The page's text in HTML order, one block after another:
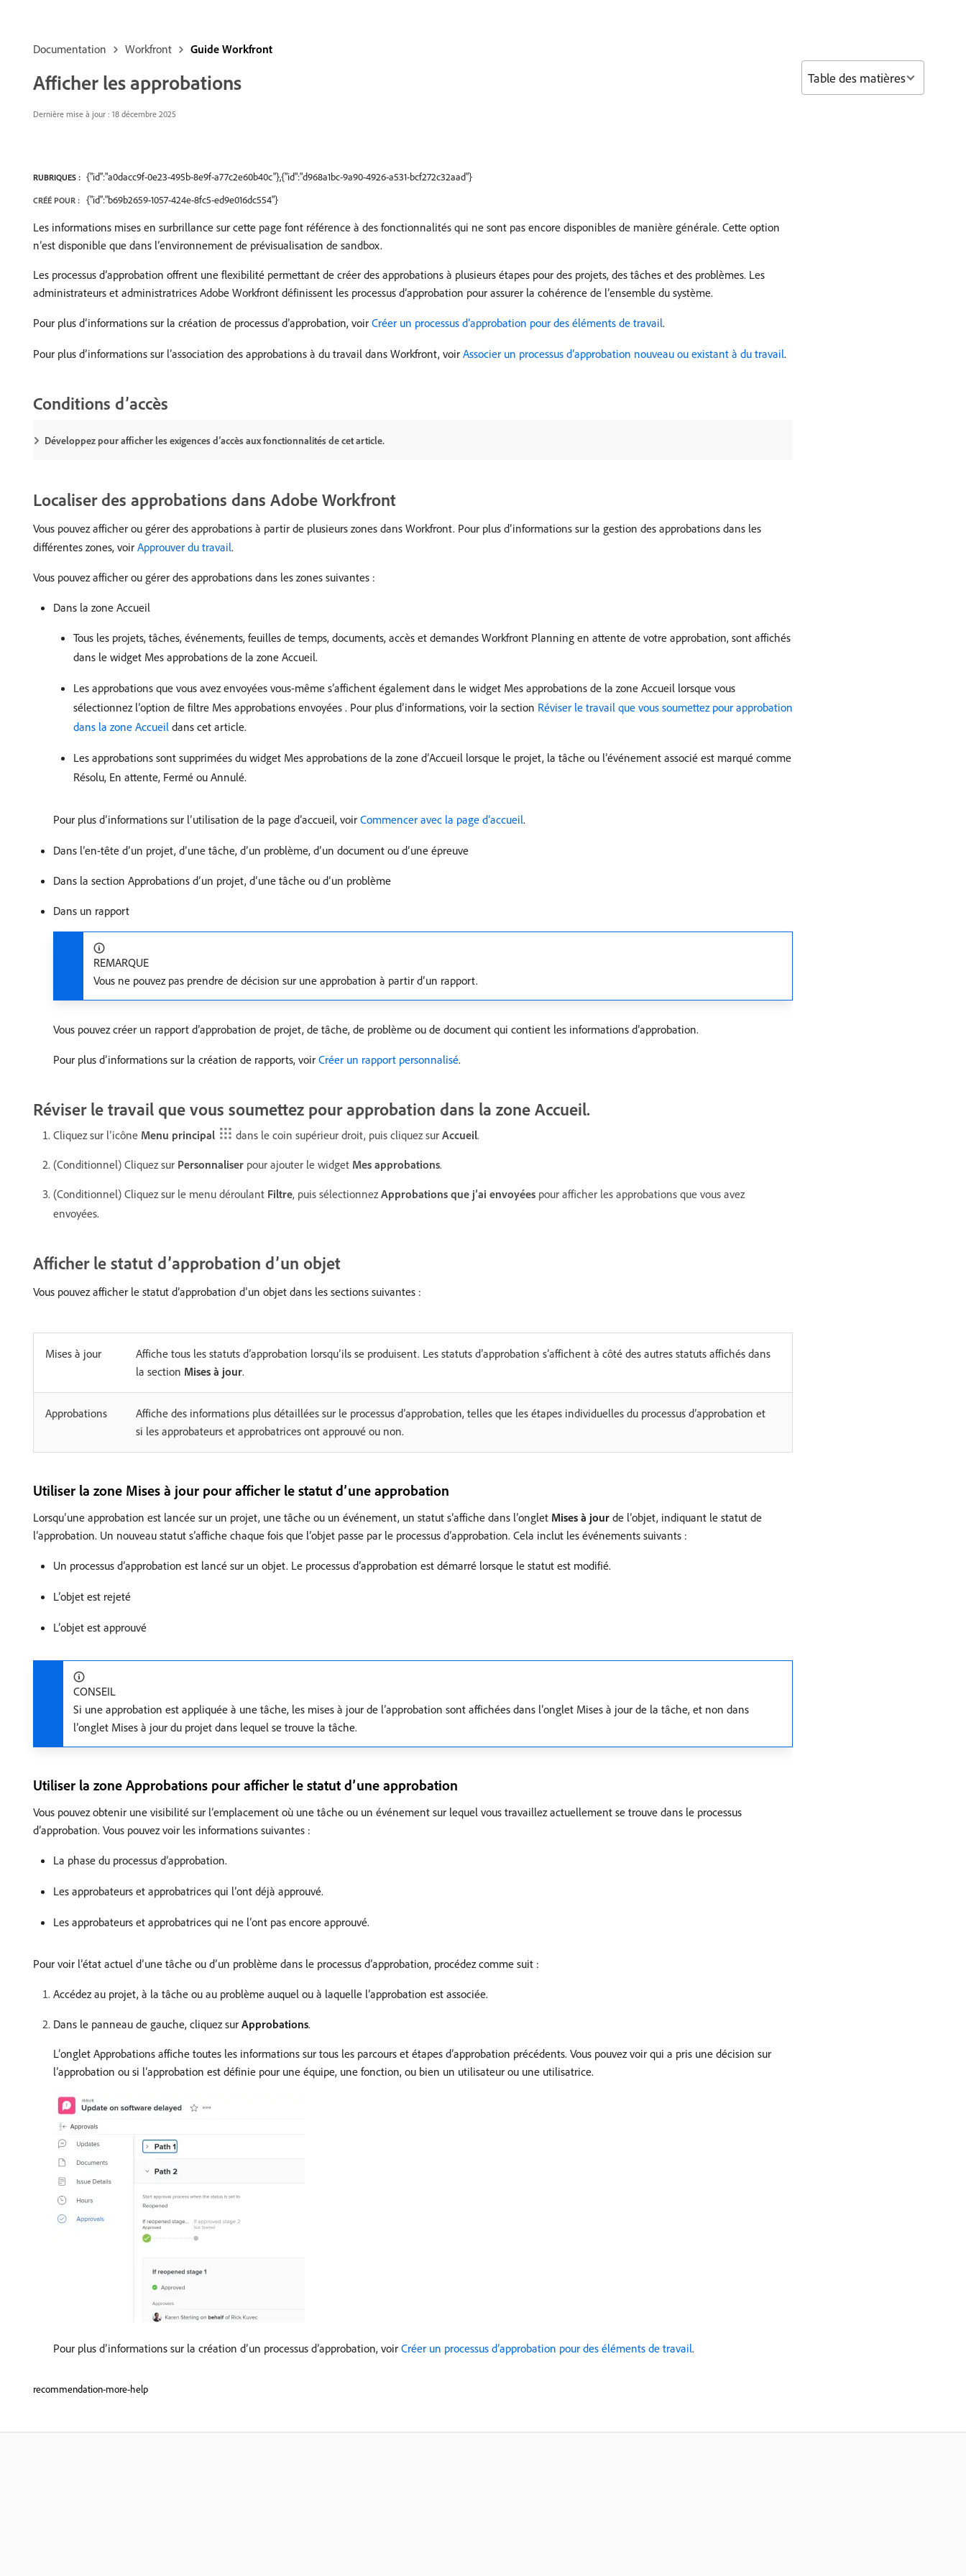
Documentation Workfront Guide Workfront
Afficher les approbations
Dernière mise à jour : 18 décembre 2025
RUBRIQUES : {"id":"a0dacc9f-0e23-495b-8e9f-a77c2e60b40c"},{"id":"d968a1bc-9a90-4926-a531-bcf272c32aad"}
CRÉÉ POUR : {"id":"b69b2659-1057-424e-8fc5-ed9e016dc554"}
Les informations mises en surbrillance sur cette page font référence à des fonctionnalités qui ne sont pas encore disponibles de manière générale. Cette option
n’est disponible que dans l’environnement de prévisualisation de sandbox.
Les processus d’approbation offrent une flexibilité permettant de créer des approbations à plusieurs étapes pour des projets, des tâches et des problèmes. Les
administrateurs et administratrices Adobe Workfront définissent les processus d’approbation pour assurer la cohérence de l’ensemble du système.
Pour plus d’informations sur la création de processus d’approbation, voir Créer un processus d’approbation pour des éléments de travail.
Pour plus d’informations sur l’association des approbations à du travail dans Workfront, voir Associer un processus d’approbation nouveau ou existant à du travail.
Conditions d’accès
Développez pour afficher les exigences d’accès aux fonctionnalités de cet article.
Localiser des approbations dans Adobe Workfront
Vous pouvez afficher ou gérer des approbations à partir de plusieurs zones dans Workfront. Pour plus d’informations sur la gestion des approbations dans les
différentes zones, voir Approuver du travail.
Vous pouvez afficher ou gérer des approbations dans les zones suivantes :
Dans la zone Accueil
Tous les projets, tâches, événements, feuilles de temps, documents, accès et demandes Workfront Planning en attente de votre approbation, sont affichés
dans le widget Mes approbations de la zone Accueil.
Les approbations que vous avez envoyées vous-même s’affichent également dans le widget Mes approbations de la zone Accueil lorsque vous
sélectionnez l’option de filtre Mes approbations envoyées . Pour plus d’informations, voir la section Réviser le travail que vous soumettez pour approbation
dans la zone Accueil dans cet article.
Les approbations sont supprimées du widget Mes approbations de la zone d’Accueil lorsque le projet, la tâche ou l’événement associé est marqué comme
Résolu, En attente, Fermé ou Annulé.
Pour plus d’informations sur l’utilisation de la page d’accueil, voir Commencer avec la page d’accueil.
Dans l’en-tête d’un projet, d’une tâche, d’un problème, d’un document ou d’une épreuve
Dans la section Approbations d’un projet, d’une tâche ou d’un problème
Dans un rapport
REMARQUE
Vous ne pouvez pas prendre de décision sur une approbation à partir d’un rapport.
Vous pouvez créer un rapport d’approbation de projet, de tâche, de problème ou de document qui contient les informations d’approbation.
Pour plus d’informations sur la création de rapports, voir Créer un rapport personnalisé.
Réviser le travail que vous soumettez pour approbation dans la zone Accueil.
Cliquez sur l’icône Menu principal dans le coin supérieur droit, puis cliquez sur Accueil.
(Conditionnel) Cliquez sur Personnaliser pour ajouter le widget Mes approbations.
(Conditionnel) Cliquez sur le menu déroulant Filtre, puis sélectionnezApprobations que j’ai envoyées pour afficher les approbations que vous avez
envoyées.
Afficher le statut d’approbation d’un objet
Vous pouvez afficher le statut d’approbation d’un objet dans les sections suivantes :
Mises à jour
Affiche tous les statuts d’approbation lorsqu’ils se produisent. Les statuts d’approbation s’affichent à côté des autres statuts affichés dans
la section Mises à jour.
Approbations
Affiche des informations plus détaillées sur le processus d’approbation, telles que les étapes individuelles du processus d’approbation et
si les approbateurs et approbatrices ont approuvé ou non.
Utiliser la zone Mises à jour pour afficher le statut d’une approbation
Lorsqu’une approbation est lancée sur un projet, une tâche ou un événement, un statut s’affiche dans l’onglet Mises à jour de l’objet, indiquant le statut de
l’approbation. Un nouveau statut s’affiche chaque fois que l’objet passe par le processus d’approbation. Cela inclut les événements suivants :
Un processus d’approbation est lancé sur un objet. Le processus d’approbation est démarré lorsque le statut est modifié.
L’objet est rejeté
L’objet est approuvé
CONSEIL
Si une approbation est appliquée à une tâche, les mises à jour de l’approbation sont affichées dans l’onglet Mises à jour de la tâche, et non dans
l’onglet Mises à jour du projet dans lequel se trouve la tâche.
Utiliser la zone Approbations pour afficher le statut d’une approbation
Vous pouvez obtenir une visibilité sur l’emplacement où une tâche ou un événement sur lequel vous travaillez actuellement se trouve dans le processus
d’approbation. Vous pouvez voir les informations suivantes :
La phase du processus d’approbation.
Les approbateurs et approbatrices qui l’ont déjà approuvé.
Les approbateurs et approbatrices qui ne l’ont pas encore approuvé.
Pour voir l’état actuel d’une tâche ou d’un problème dans le processus d’approbation, procédez comme suit :
Accédez au projet, à la tâche ou au problème auquel ou à laquelle l’approbation est associée.
Dans le panneau de gauche, cliquez sur Approbations.
L’onglet Approbations affiche toutes les informations sur tous les parcours et étapes d’approbation précédents. Vous pouvez voir qui a pris une décision sur
l’approbation ou si l’approbation est définie pour une équipe, une fonction, ou bien un utilisateur ou une utilisatrice.
Pour plus d’informations sur la création d’un processus d’approbation, voir Créer un processus d’approbation pour des éléments de travail.
recommendation-more-help
Table des matières